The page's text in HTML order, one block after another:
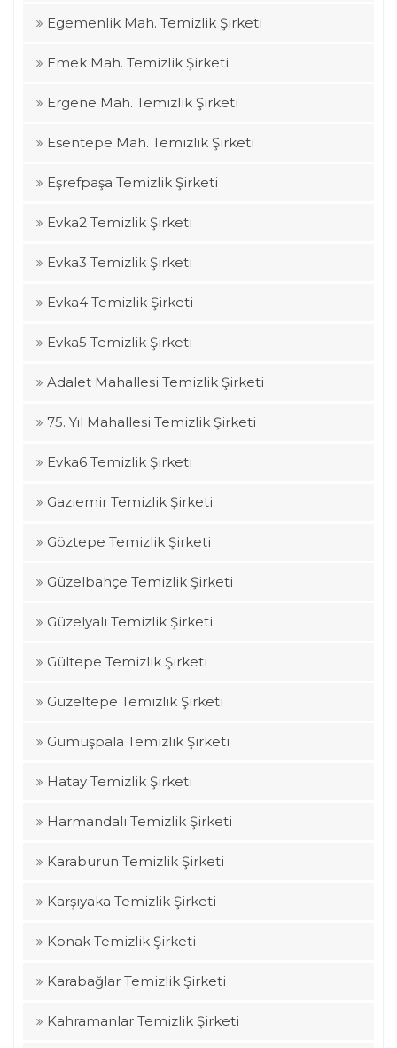
Egemenlik Mah. Temizlik Şirketi
Emek Mah. Temizlik Şirketi
Ergene Mah. Temizlik Şirketi
Esentepe Mah. Temizlik Şirketi
Eşrefpaşa Temizlik Şirketi
Evka2 Temizlik Şirketi
Evka3 Temizlik Şirketi
Evka4 Temizlik Şirketi
Evka5 Temizlik Şirketi
Adalet Mahallesi Temizlik Şirketi
75. Yıl Mahallesi Temizlik Şirketi
Evka6 Temizlik Şirketi
Gaziemir Temizlik Şirketi
Göztepe Temizlik Şirketi
Güzelbahçe Temizlik Şirketi
Güzelyalı Temizlik Şirketi
Gültepe Temizlik Şirketi
Güzeltepe Temizlik Şirketi
Gümüşpala Temizlik Şirketi
Hatay Temizlik Şirketi
Harmandalı Temizlik Şirketi
Karaburun Temizlik Şirketi
Karşıyaka Temizlik Şirketi
Konak Temizlik Şirketi
Karabağlar Temizlik Şirketi
Kahramanlar Temizlik Şirketi